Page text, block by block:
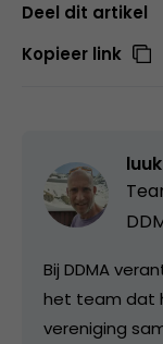
Deel dit artikel
Kopieer link
Bij DDMA
het team dat
vereniging